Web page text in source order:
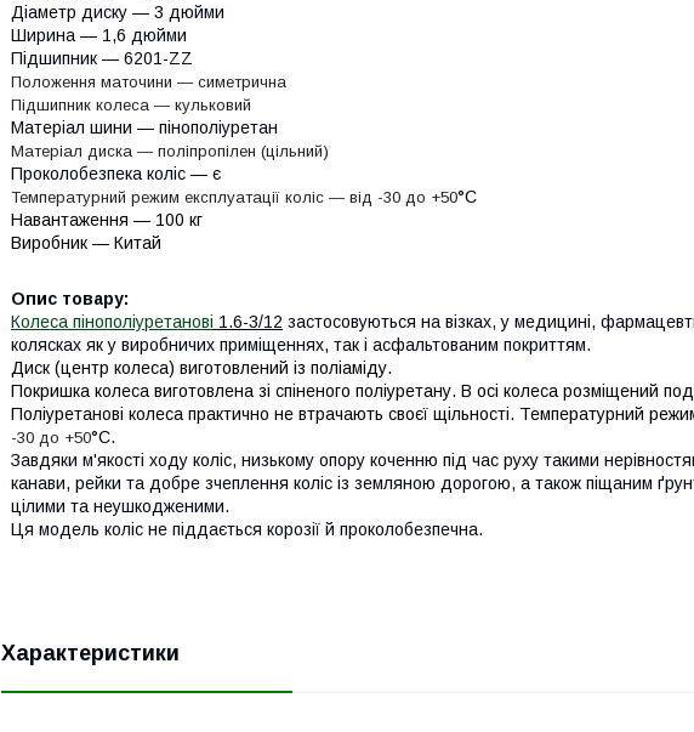
Діаметр диску — 3 дюйми
Ширина — 1,6 дюйми
Підшипник — 6201-ZZ
Положення маточини — симетрична
Підшипник колеса — кульковий
Матеріал шини — пінополіуретан
Матеріал диска — поліпропілен (цільний)
Проколобезпека коліс — є
Температурний режим експлуатації коліс — від -30 до +50°С
Навантаження — 100 кг
Виробник — Китай
Опис товару:
Колеса пінополіуретанові 1.6-3/12 застосовуються на візках, у медицині,
колясках як у виробничих приміщеннях, так і асфальтованим покриттям.
Диск (центр колеса) виготовлений із поліаміду.
Покришка колеса виготовлена зі спіненого поліуретану. В осі колеса розміщений
Поліуретанові колеса практично не втрачають своєї щільності. Температурний
-30 до +50°С.
Завдяки м'якості ходу коліс, низькому опору коченню під час руху такими
канави, рейки та добре зчеплення коліс із земляною дорогою, а також піщаним
цілими та неушкодженими.
Ця модель коліс не піддається корозії й проколобезпечна.
Характеристики